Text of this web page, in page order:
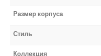
Размер корпуса
Стиль
Коллекция